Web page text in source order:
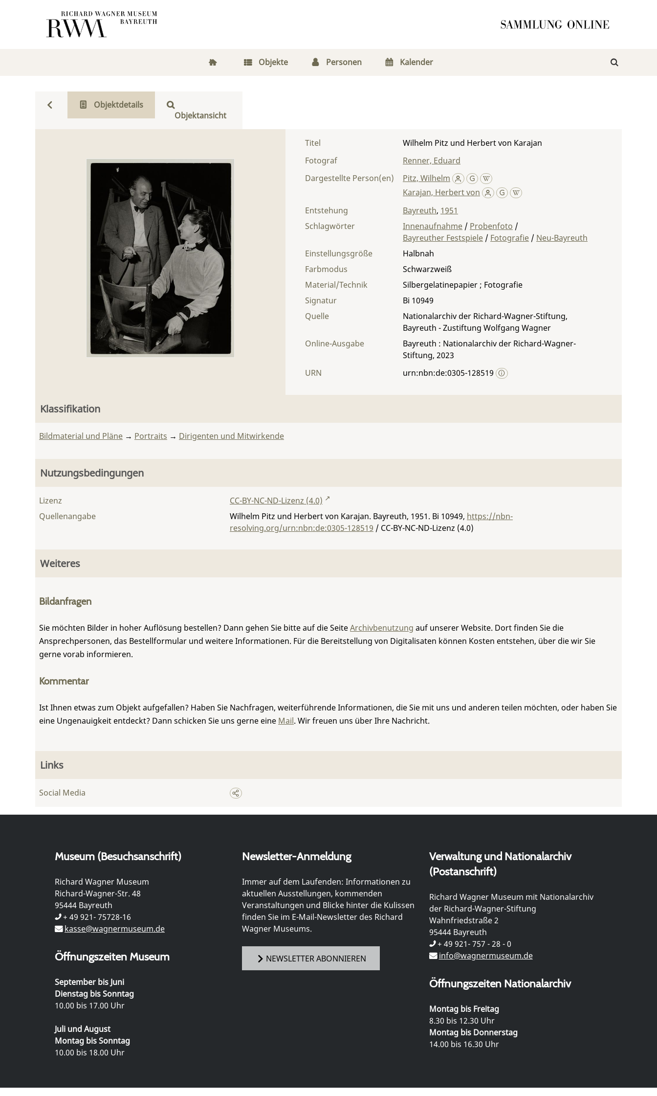
Objekte Personen Kalender
Objektdetails
Objektansicht
Titel
Wilhelm Pitz und Herbert von Karajan
Fotograf
Renner, Eduard
Dargestellte Person(en)
Pitz, Wilhelm
Karajan, Herbert von
Entstehung
Bayreuth, 1951
Material/Technik Silbergelatinepapier ; Fotografie
Einstellungsgröße
Halbnah
Farbmodus
Schwarzweiß
Signatur
Bi 10949
Quelle
Nationalarchiv der Richard-Wagner-Stiftung,
Bayreuth - Zustiftung Wolfgang Wagner
Schlagwörter Innenaufnahme / Probenfoto /
Bayreuther Festspiele / Fotografie / Neu-Bayreuth
Online-Ausgabe
Bayreuth : Nationalarchiv der Richard-Wagner-
Stiftung, 2023
URN
urn:nbn:de:0305-128519
Klassifikation
Bildmaterial und Pläne → Portraits → Dirigenten und Mitwirkende
Nutzungsbedingungen
Lizenz
CC-BY-NC-ND-Lizenz (4.0)
Quellenangabe
Wilhelm Pitz und Herbert von Karajan. Bayreuth, 1951. Bi 10949, https://nbn-
resolving.org/urn:nbn:de:0305-128519 / CC-BY-NC-ND-Lizenz (4.0)
Weiteres
Bildanfragen
Sie möchten Bilder in hoher Auflösung bestellen? Dann gehen Sie bitte auf die SeiteArchivbenutzung auf unserer Website. Dort finden Sie die
Ansprechpersonen, das Bestellformular und weitere Informationen. Für die Bereitstellung von Digitalisaten können Kosten entstehen, über die wir Sie
gerne vorab informieren.
Kommentar
Ist Ihnen etwas zum Objekt aufgefallen? Haben Sie Nachfragen, weiterführende Informationen, die Sie mit uns und anderen teilen möchten, oder haben Sie
eine Ungenauigkeit entdeckt? Dann schicken Sie uns gerne eine Mail. Wir freuen uns über Ihre Nachricht.
Links
Social Media
Museum (Besuchsanschrift)
Richard Wagner Museum
Richard-Wagner-Str. 48
95444 Bayreuth
+ 49 921- 75728-16
kasse@wagnermuseum.de
Öffnungszeiten Museum
September bis Juni
Dienstag bis Sonntag
10.00 bis 17.00 Uhr
Juli und August
Montag bis Sonntag
10.00 bis 18.00 Uhr
Newsletter-Anmeldung
Immer auf dem Laufenden: Informationen zu
aktuellen Ausstellungen, kommenden
Veranstaltungen und Blicke hinter die Kulissen
finden Sie im E-Mail-Newsletter des Richard
Wagner Museums.
NEWSLETTER ABONNIEREN
Verwaltung und Nationalarchiv
(Postanschrift)
Richard Wagner Museum mit Nationalarchiv
der Richard-Wagner-Stiftung
Wahnfriedstraße 2
95444 Bayreuth
+ 49 921- 757 - 28 - 0
info@wagnermuseum.de
Öffnungszeiten Nationalarchiv
Montag bis Freitag
8.30 bis 12.30 Uhr
Montag bis Donnerstag
14.00 bis 16.30 Uhr